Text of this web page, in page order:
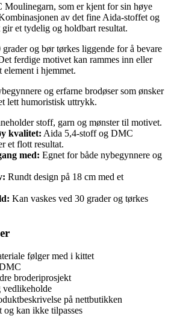
Moulinegarn, som er kjent for sin høye
av det fine Aida-stoffet og
et tydelig og holdbart resultat.
og bør tørkes liggende for å bevare
ferdige motivet kan rammes inn eller
element i hjemmet.
og erfarne brodøser som ønsker
lett humoristisk uttrykk.
stoff, garn og mønster til motivet.
kvalitet: Aida 5,4-stoff og DMC
et flott resultat.
med: Egnet for både nybegynnere og
Rundt design på 18 cm med et
Kan vaskes ved 30 grader og tørkes
følger med i kittet
broderiprosjekt
vedlikeholde
på nettbutikken
og kan ikke tilpasses